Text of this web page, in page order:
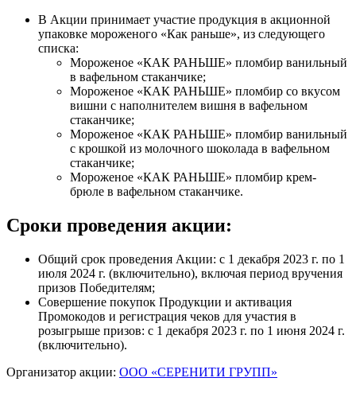
В Акции принимает участие продукция в акционной
упаковке мороженого «Как раньше», из следующего
списка:
Мороженое «КАК РАНЬШЕ» пломбир ванильный
в вафельном стаканчике;
Мороженое «КАК РАНЬШЕ» пломбир со вкусом
вишни с наполнителем вишня в вафельном
стаканчике;
Мороженое «КАК РАНЬШЕ» пломбир ванильный
с крошкой из молочного шоколада в вафельном
стаканчике;
Мороженое «КАК РАНЬШЕ» пломбир крем-
брюле в вафельном стаканчике.
Сроки проведения акции:
Общий срок проведения Акции: с 1 декабря 2023 г. по 1
июля 2024 г. (включительно), включая период вручения
призов Победителям;
Совершение покупок Продукции и активация
Промокодов и регистрация чеков для участия в
розыгрыше призов: с 1 декабря 2023 г. по 1 июня 2024 г.
(включительно).
Организатор акции: ООО «СЕРЕНИТИ ГРУПП»